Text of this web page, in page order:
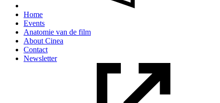
Home
Events
Anatomie van de film
About Cinea
Contact
Newsletter